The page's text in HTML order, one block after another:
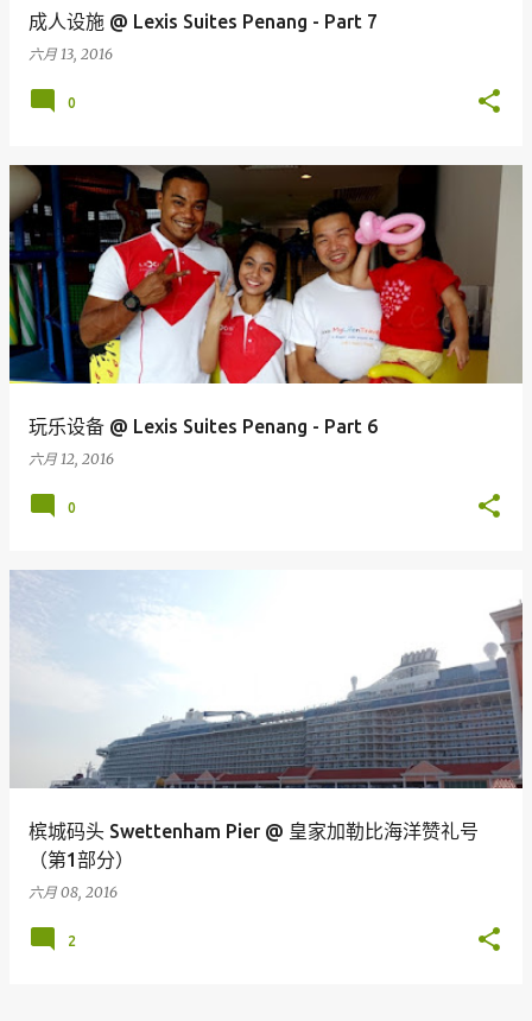
成人设施 @ Lexis Suites Penang - Part 7
六月 13, 2016
0
玩乐设备 @ Lexis Suites Penang - Part 6
六月 12, 2016
0
槟城码头 Swettenham Pier @ 皇家加勒比海洋赞礼号
（第1部分）
六月 08, 2016
2